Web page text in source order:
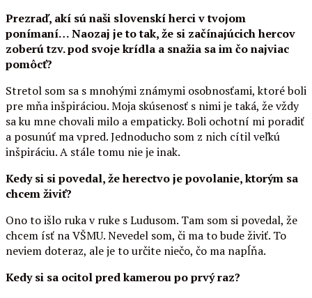
Prezraď, akí sú naši slovenskí herci v tvojom
ponímaní… Naozaj je to tak, že si začínajúcich hercov
zoberú tzv. pod svoje krídla a snažia sa im čo najviac
pomôcť?
Stretol som sa s mnohými známymi osobnosťami, ktoré boli
pre mňa inšpiráciou. Moja skúsenosť s nimi je taká, že vždy
sa ku mne chovali milo a empaticky. Boli ochotní mi poradiť
a posunúť ma vpred. Jednoducho som z nich cítil veľkú
inšpiráciu. A stále tomu nie je inak.
Kedy si si povedal, že herectvo je povolanie, ktorým sa
chcem živiť?
Ono to išlo ruka v ruke s Ludusom. Tam som si povedal, že
chcem ísť na VŠMU. Nevedel som, či ma to bude živiť. To
neviem doteraz, ale je to určite niečo, čo ma napĺňa.
Kedy si sa ocitol pred kamerou po prvý raz?